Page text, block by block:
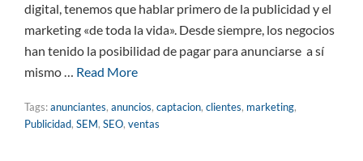
digital, tenemos que hablar primero de la publicidad y el
marketing «de toda la vida». Desde siempre, los negocios
han tenido la posibilidad de pagar para anunciarse a sí
mismo … Read More
Tags:anunciantes, anuncios, captacion, clientes, marketing,
Publicidad, SEM, SEO, ventas